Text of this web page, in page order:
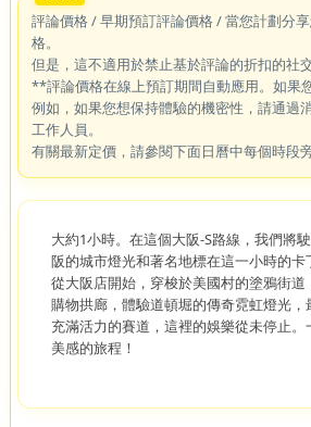
評論價格 / 早期預訂評論價格 / 當您計劃分
格。
但是，這不適用於禁止基於評論的折扣的社交
**評論價格在線上預訂期間自動應用。如果
例如，如果您想保持體驗的機密性，請通過
工作人員。
有關最新定價，請參閱下面日曆中每個時段
大約1小時。在這個大阪-S路線，我們將
阪的城市燈光和著名地標在這一小時的卡
從大阪店開始，穿梭於美國村的塗鴉街
購物拱廊，體驗道頓堀的傳奇霓虹燈光，
充滿活力的賽道，這裡的娛樂從未停止
美感的旅程！